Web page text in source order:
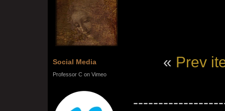
Social Media
Professor C on Vimeo
« Prev